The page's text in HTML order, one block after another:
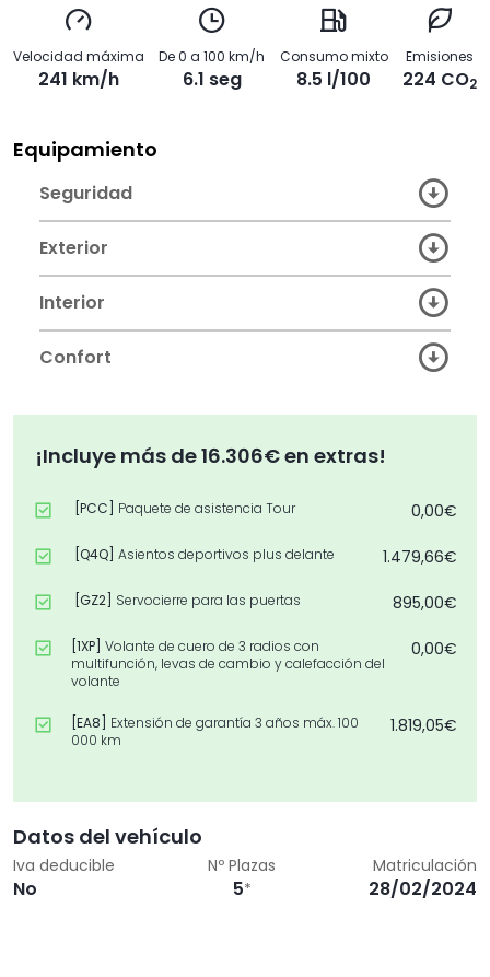
Velocidad máxima
241 km/h
De 0 a 100 km/h
6.1 seg
Consumo mixto
8.5 l/100
Emisiones
224 CO2
Equipamiento
Seguridad
Exterior
Interior
Confort
¡Incluye más de 16.306€ en extras!
[PCC] Paquete de asistencia Tour 0,00€
[Q4Q] Asientos deportivos plus delante 1.479,66€
[GZ2] Servocierre para las puertas 895,00€
[1XP] Volante de cuero de 3 radios con
multifunción, levas de cambio y calefacción del
volante
0,00€
[EA8]
Extensión de garantía 3 años máx. 100
000 km
1.819,05€
[PCF]Paquete de asistencia de aparcamiento con
asistente de aparcamiento remoto plus
Paquete de asistencia ciudad 0,00€
Datos del vehículo
Iva deducible
No
Nº Plazas
5*
Matriculación
28/02/2024